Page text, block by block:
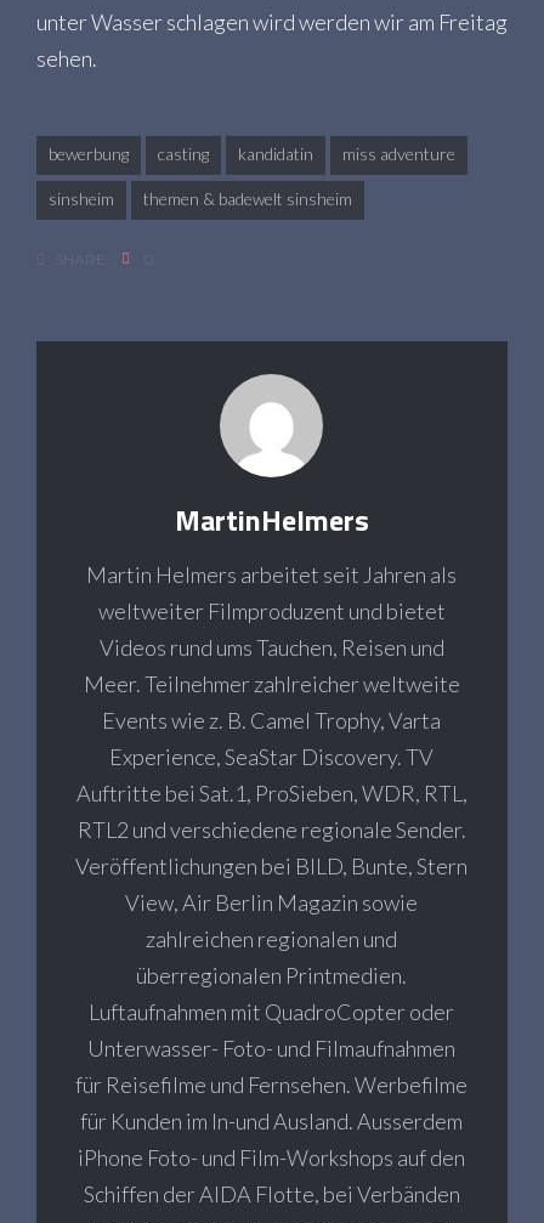
unter Wasser schlagen wird werden wir am Freitag
sehen.
bewerbung casting kandidatin miss adventure
sinsheim themen & badewelt sinsheim
SHARE
MartinHelmers
Martin Helmers arbeitet seit Jahren als
weltweiter Filmproduzent und bietet
Videos rund ums Tauchen, Reisen und
Meer. Teilnehmer zahlreicher weltweite
Events wie z. B. Camel Trophy, Varta
Experience, SeaStar Discovery. TV
Auftritte bei Sat.1, ProSieben, WDR, RTL,
RTL2 und verschiedene regionale Sender.
Veröffentlichungen bei BILD, Bunte, Stern
View, Air Berlin Magazin sowie
zahlreichen regionalen und
überregionalen Printmedien.
Luftaufnahmen mit QuadroCopter oder
Unterwasser- Foto- und Filmaufnahmen
für Reisefilme und Fernsehen. Werbefilme
für Kunden im In-und Ausland. Ausserdem
iPhone Foto- und Film-Workshops auf den
Schiffen der AIDA Flotte, bei Verbänden